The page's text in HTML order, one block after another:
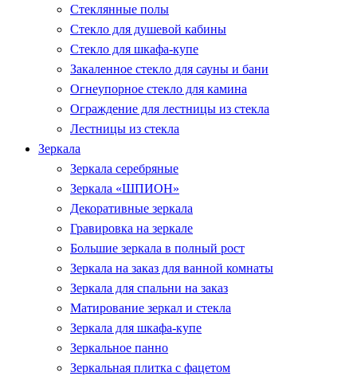
Стеклянные полы
Стекло для душевой кабины
Стекло для шкафа-купе
Закаленное стекло для сауны и бани
Огнеупорное стекло для камина
Ограждение для лестницы из стекла
Лестницы из стекла
Зеркала
Зеркала серебряные
Зеркала «ШПИОН»
Декоративные зеркала
Гравировка на зеркале
Большие зеркала в полный рост
Зеркала на заказ для ванной комнаты
Зеркала для спальни на заказ
Матирование зеркал и стекла
Зеркала для шкафа-купе
Зеркальное панно
Зеркальная плитка с фацетом